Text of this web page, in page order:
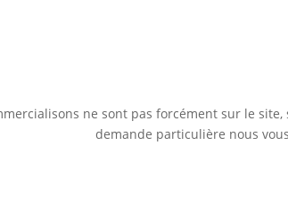
ne sont pas forcément sur le
demande particulière nous